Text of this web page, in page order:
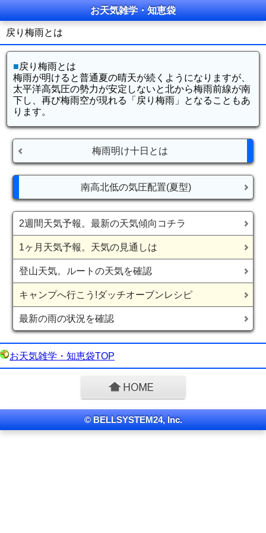
お天気雑学・知恵袋
戻り梅雨とは
■戻り梅雨とは
梅雨が明けると普通夏の晴天が続くようになりますが、
太平洋高気圧の勢力が安定しないと北から梅雨前線が南
下し、再び梅雨空が現れる「戻り梅雨」となることもあ
ります。
梅雨明け十日とは
南高北低の気圧配置(夏型)
2週間天気予報。最新の天気傾向コチラ
1ヶ月天気予報。天気の見通しは
登山天気。ルートの天気を確認
キャンプへ行こう!ダッチオーブンレシピ
最新の雨の状況を確認
お天気雑学・知恵袋TOP
© BELLSYSTEM24, Inc.